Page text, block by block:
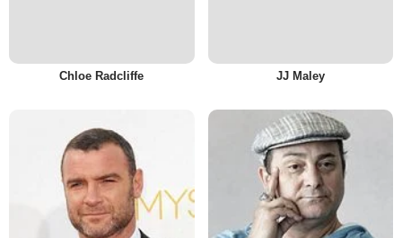
Chloe Radcliffe JJ Maley